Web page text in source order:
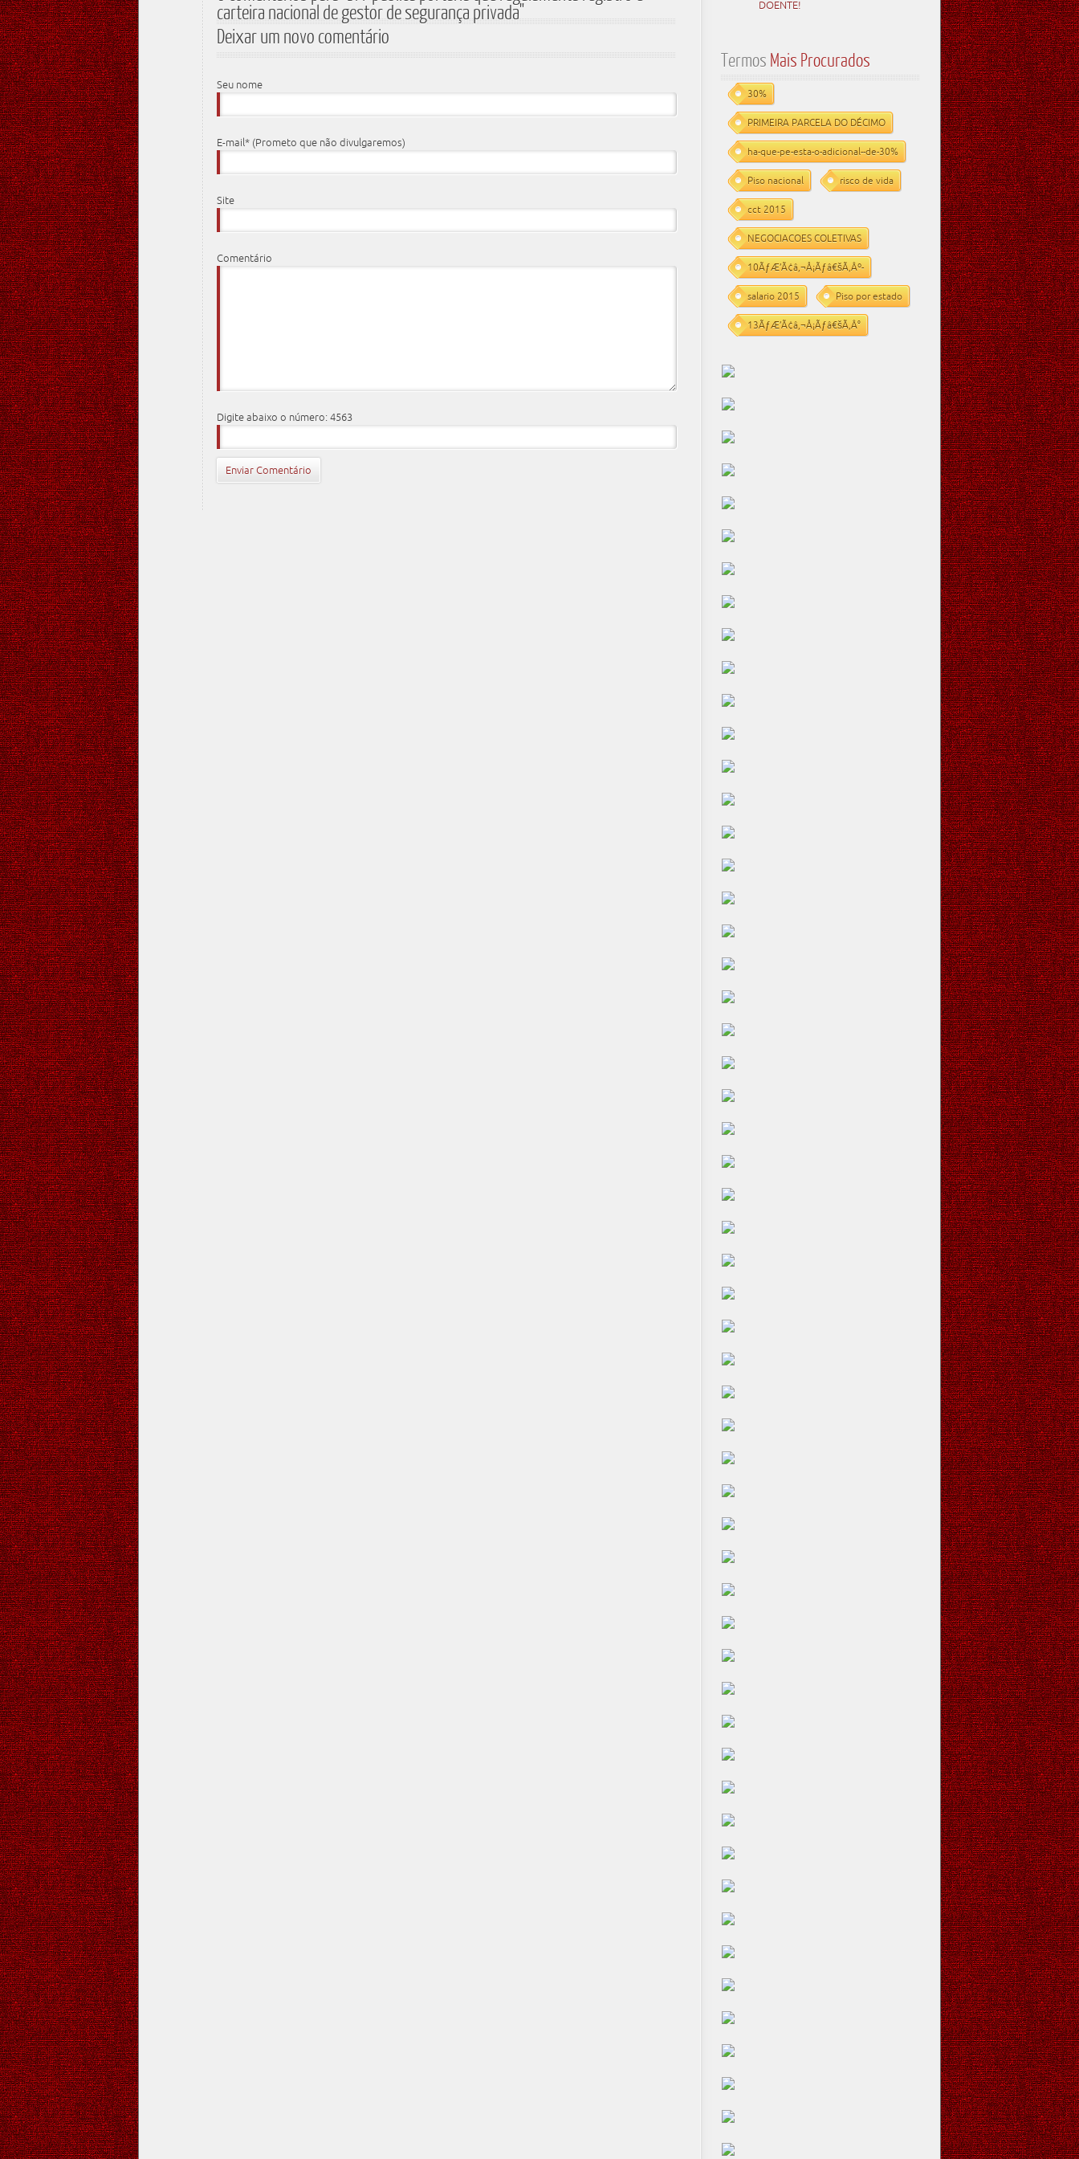
carteira nacional de gestor de segurança privada"
Deixar um novo comentário
Seu nome
E-mail* (Prometo que não divulgaremos)
Site
Comentário
Digite abaixo o número: 4563
DOENTE!
Termos Mais Procurados
30%
PRIMEIRA PARCELA DO DÉCIMO
ha-que-pe-esta-o-adicional--de-30%
Piso nacional risco de vida
cct 2015
NEGOCIACOES COLETIVAS
10ÃƒÆ’Ã¢â‚¬Å¡Ãƒâ€šÃ‚Âº-
salario 2015 Piso por estado
13ÃƒÆ’Ã¢â‚¬Å¡Ãƒâ€šÃ‚Â°